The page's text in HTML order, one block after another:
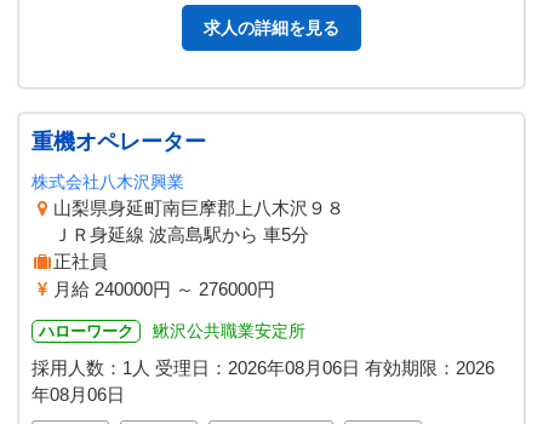
求人の詳細を見る
重機オペレーター
株式会社八木沢興業
山梨県身延町南巨摩郡上八木沢９８
ＪＲ身延線 波高島駅から 車5分
正社員
月給 240000円 ～ 276000円
ハローワーク 鰍沢公共職業安定所
採用人数：1人 受理日： 2026年08月06日 有効期限： 2026
年08月06日